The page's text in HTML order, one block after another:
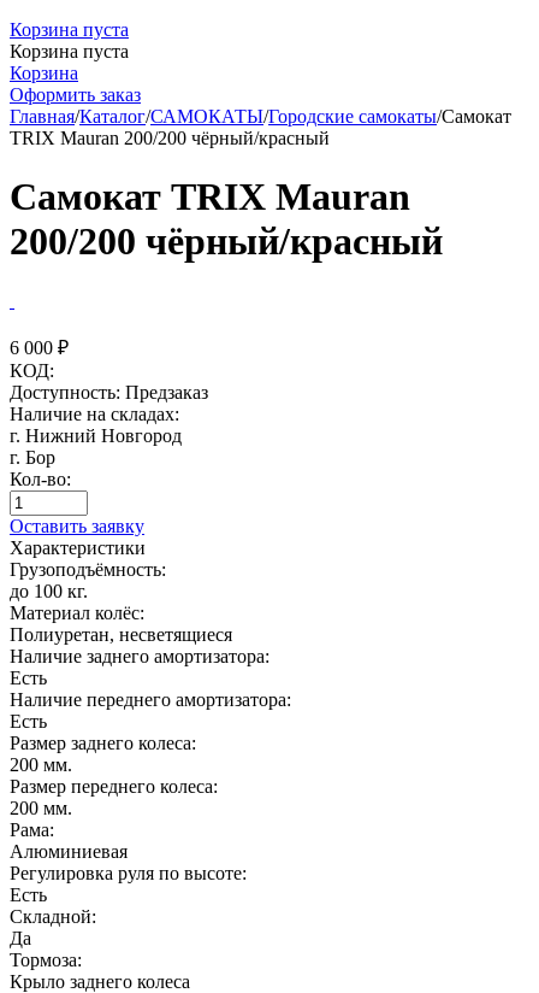
Корзина пуста
Корзина пуста
Корзина
Оформить заказ
Главная/Каталог/САМОКАТЫ/Городские самокаты/Самокат
TRIX Mauran 200/200 чёрный/красный
Самокат TRIX Mauran
200/200 чёрный/красный
6 000 ₽
КОД:
Доступность: Предзаказ
Наличие на складах:
г. Нижний Новгород
г. Бор
Кол-во:
Оставить заявку
Характеристики
Грузоподъёмность:
до 100 кг.
Материал колёс:
Полиуретан, несветящиеся
Наличие заднего амортизатора:
Есть
Наличие переднего амортизатора:
Есть
Размер заднего колеса:
200 мм.
Размер переднего колеса:
200 мм.
Рама:
Алюминиевая
Регулировка руля по высоте:
Есть
Складной:
Да
Тормоза:
Крыло заднего колеса